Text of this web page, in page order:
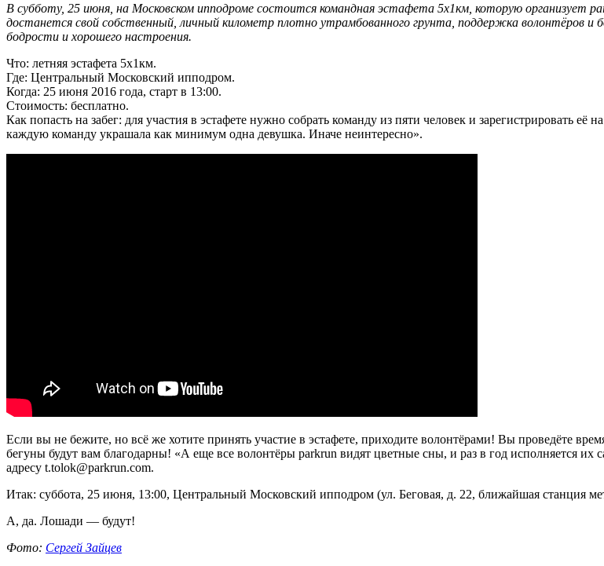
В субботу, 25 июня, на Московском ипподроме состоится командная эстафета 5x1км, которую организует
достанется свой собственный, личный километр плотно утрамбованного грунта, поддержка волонтёров и
бодрости и хорошего настроения.
Что: летняя эстафета 5х1км.
Где: Центральный Московский ипподром.
Когда: 25 июня 2016 года, старт в 13:00.
Стоимость: бесплатно.
Как попасть на забег: для участия в эстафете нужно собрать команду из пяти человек и зарегистрировать её на
каждую команду украшала как минимум одна девушка. Иначе неинтересно».
Если вы не бежите, но всё же хотите принять участие в эстафете, приходите волонтёрами! Вы проведёте
бегуны будут вам благодарны! «А еще все волонтёры parkrun видят цветные сны, и раз в год исполняется
адресу t.tolok@parkrun.com.
Итак: суббота, 25 июня, 13:00, Центральный Московский ипподром (ул. Беговая, д. 22, ближайшая станция
А, да. Лошади — будут!
Фото: Сергей Зайцев